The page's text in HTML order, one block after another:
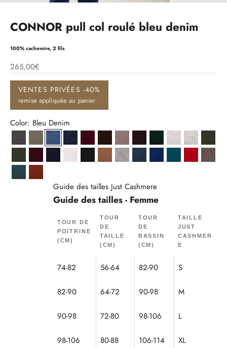
CONNOR pull col roulé bleu denim
100% cachemire, 2 fils
265,00€
VENTES PRIVÉES -40%
remise appliquée au panier
Color: Bleu Denim
Anthracite Chiné
ArmyBleu Denim
Bleu NuitBordeaux
Café Caribou Chiné
ChocoCyprèsGris Perle
Gris/Noir
Kaki
Kaki Chiné
MûreNavyNeigeNoir NoisetteNuage Chiné
Ocean Chiné
Outremer
PaonRouge
Vert Canard Chiné
Écureuil
Guide des tailles Just Cashmere
Guide des tailles - Femme
TOUR DE
POITRINE
(CM)
TOUR
DE
TAILLE
(CM)
TOUR
DE
BASSIN
(CM)
TAILLE
JUST
CASHMER
E
74-82 56-64 82-90 S
82-90 64-72 90-98 M
90-98 72-80 98-106 L
98-106 80-88 106-114 XL